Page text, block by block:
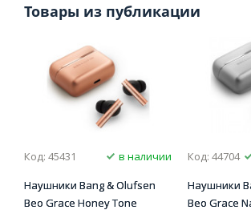
Товары из публикации
Код: 45431
в наличии
Наушники Bang & Olufsen
Beo Grace Honey Tone
Код: 44704
Наушники
Beo Grace